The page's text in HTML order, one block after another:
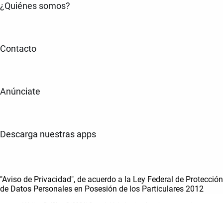
¿Quiénes somos?
Contacto
Anúnciate
Descarga nuestras apps
"Aviso de Privacidad", de acuerdo a la Ley Federal de Protección
de Datos Personales en Posesión de los Particulares 2012